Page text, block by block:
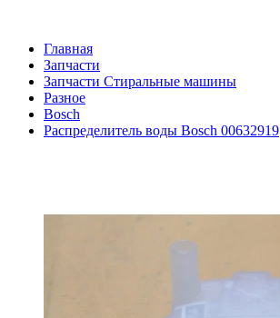
Главная
Запчасти
Запчасти Стиральные машины
Разное
Bosch
Распределитель воды Bosch 00632919